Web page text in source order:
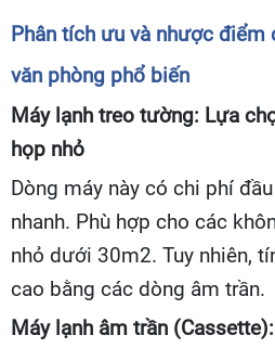
Phân tích ưu và nhược điểm
văn phòng phổ biến
Máy lạnh treo tường: Lựa
họp nhỏ
Dòng máy này có chi phí
nhanh. Phù hợp cho các
nhỏ dưới 30m2. Tuy nhiên,
cao bằng các dòng âm trần.
Máy lạnh âm trần